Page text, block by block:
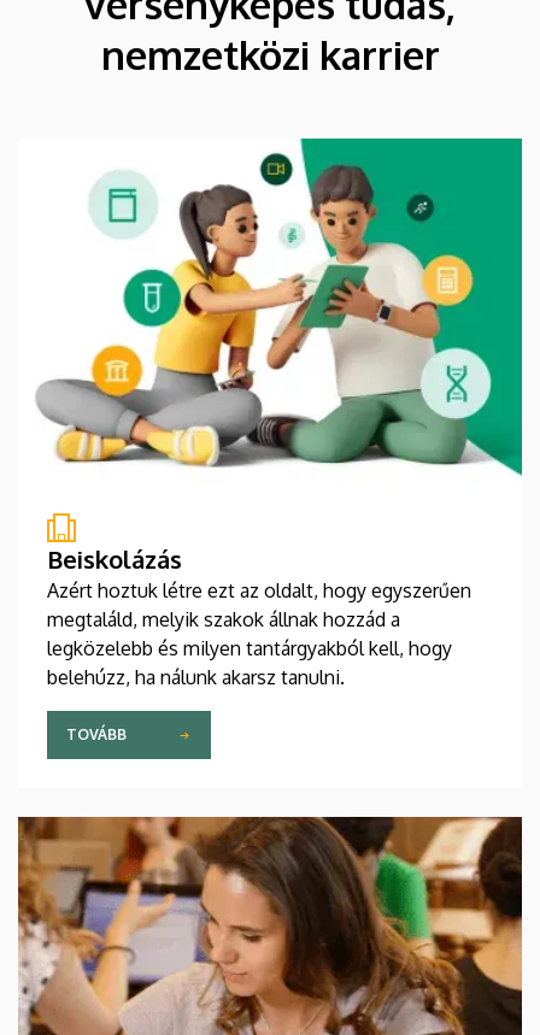
nemzetközi karrier
Beiskolázás
Azért hoztuk létre ezt az oldalt, hogy egyszerűen
megtaláld, melyik szakok állnak hozzád a
legközelebb és milyen tantárgyakból kell, hogy
belehúzz, ha nálunk akarsz tanulni.
TOVÁBB